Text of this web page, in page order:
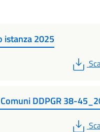
istanza 2025
DDPGR 38-